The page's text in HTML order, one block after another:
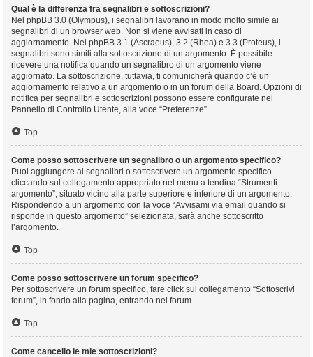
Qual è la differenza fra segnalibri e sottoscrizioni?
Nel phpBB 3.0 (Olympus), i segnalibri lavorano in modo molto simile ai
segnalibri di un browser web. Non si viene avvisati in caso di
aggiornamento. Nel phpBB 3.1 (Ascraeus), 3.2 (Rhea) e 3.3 (Proteus), i
segnalibri sono simili alla sottoscrizione di un argomento. È possibile
ricevere una notifica quando un segnalibro di un argomento viene
aggiornato. La sottoscrizione, tuttavia, ti comunicherà quando c’è un
aggiornamento relativo a un argomento o in un forum della Board. Opzioni di
notifica per segnalibri e sottoscrizioni possono essere configurate nel
Pannello di Controllo Utente, alla voce “Preferenze”.
Top
Come posso sottoscrivere un segnalibro o un argomento specifico?
Puoi aggiungere ai segnalibri o sottoscrivere un argomento specifico
cliccando sul collegamento appropriato nel menu a tendina “Strumenti
argomento”, situato vicino alla parte superiore e inferiore di un argomento.
Rispondendo a un argomento con la voce “Avvisami via email quando si
risponde in questo argomento” selezionata, sarà anche sottoscritto
l’argomento.
Top
Come posso sottoscrivere un forum specifico?
Per sottoscrivere un forum specifico, fare click sul collegamento “Sottoscrivi
forum”, in fondo alla pagina, entrando nel forum.
Top
Come cancello le mie sottoscrizioni?